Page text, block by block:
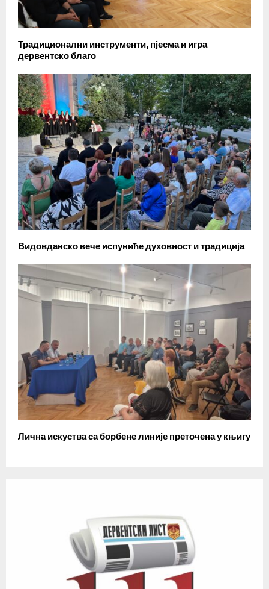
Традиционални инструменти, пјесма и игра
дервентско благо
Видовданско вече испуниће духовност и традиција
Лична искуства са борбене линије преточена у књигу